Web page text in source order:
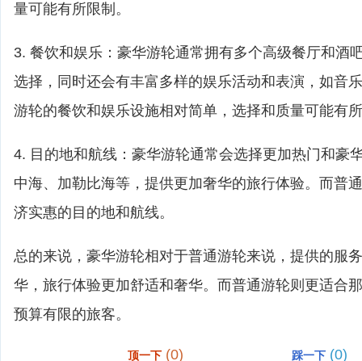
量可能有所限制。
3. 餐饮和娱乐：豪华游轮通常拥有多个高级餐厅和酒
选择，同时还会有丰富多样的娱乐活动和表演，如音
游轮的餐饮和娱乐设施相对简单，选择和质量可能有
4. 目的地和航线：豪华游轮通常会选择更加热门和豪
中海、加勒比海等，提供更加奢华的旅行体验。而普
济实惠的目的地和航线。
总的来说，豪华游轮相对于普通游轮来说，提供的服
华，旅行体验更加舒适和奢华。而普通游轮则更适合
预算有限的旅客。
顶一下 (0) 踩一下 (0)